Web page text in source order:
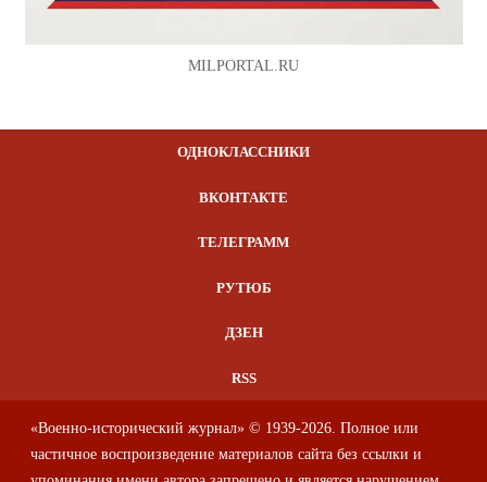
MILPORTAL.RU
ОДНОКЛАССНИКИ
ВКОНТАКТЕ
ТЕЛЕГРАММ
РУТЮБ
ДЗЕН
RSS
«Военно-исторический журнал» © 1939-2026. Полное или
частичное воспроизведение материалов сайта без ссылки и